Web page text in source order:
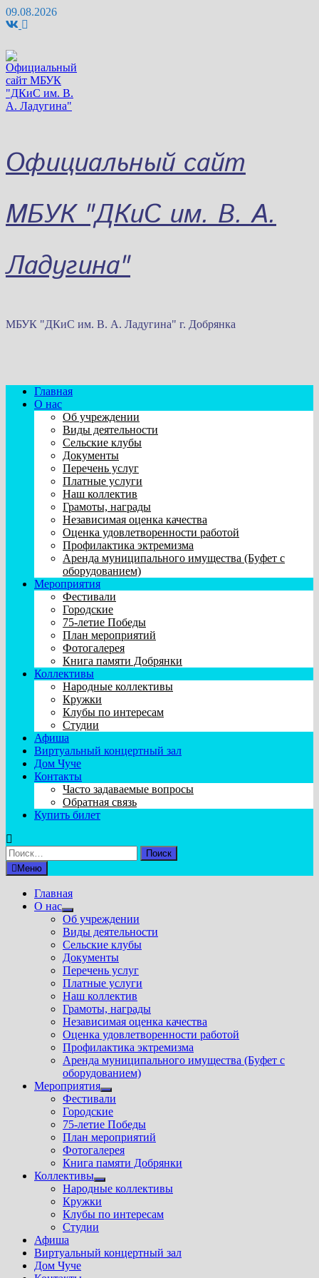
Перейти
к
09.08.2026
Официальный сайт
МБУК "ДКиС им. В. А.
Ладугина"
МБУК "ДКиС им. В. А. Ладугина" г. Добрянка
Главная
О нас
Об учреждении
Виды деятельности
Сельские клубы
Документы
Перечень услуг
Платные услуги
Наш коллектив
Грамоты, награды
Независимая оценка качества
Оценка удовлетворенности работой
Профилактика эктремизма
Аренда муниципального имущества (Буфет с
оборудованием)
Мероприятия
Фестивали
Городские
75-летие Победы
План мероприятий
Фотогалерея
Книга памяти Добрянки
Коллективы
Народные коллективы
Кружки
Клубы по интересам
Студии
Афиша
Виртуальный концертный зал
Дом Чуче
Контакты
Часто задаваемые вопросы
Обратная связь
Купить билет
Найти:
Меню
Главная
О нас
Показать
подменю
Об учреждении
Виды деятельности
Сельские клубы
Документы
Перечень услуг
Платные услуги
Наш коллектив
Грамоты, награды
Независимая оценка качества
Оценка удовлетворенности работой
Профилактика эктремизма
Аренда муниципального имущества (Буфет с
оборудованием)
Мероприятия
Показать
подменю
Фестивали
Городские
75-летие Победы
План мероприятий
Фотогалерея
Книга памяти Добрянки
Коллективы
Показать
подменю
Народные коллективы
Кружки
Клубы по интересам
Студии
Афиша
Виртуальный концертный зал
Дом Чуче